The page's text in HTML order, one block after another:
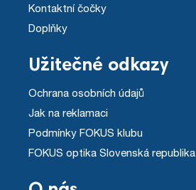
Kontaktní čočky
Doplňky
Užitečné odkazy
Ochrana osobních údajů
Jak na reklamaci
Podmínky FOKUS klubu
FOKUS optika Slovenská republika